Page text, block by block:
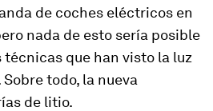
de coches eléctricos en
nada de esto sería posible
que han visto la luz
todo, la nueva
de litio.